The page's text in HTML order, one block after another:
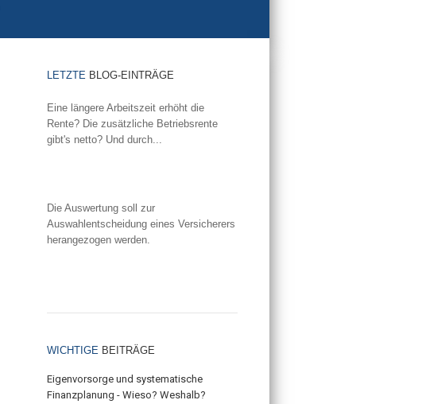
LETZTE BLOG-EINTRÄGE
Eine längere Arbeitszeit erhöht die
Rente? Die zusätzliche Betriebsrente
gibt's netto? Und durch...
Die Auswertung soll zur
Auswahlentscheidung eines Versicherers
herangezogen werden.
WICHTIGE BEITRÄGE
Eigenvorsorge und systematische
Finanzplanung - Wieso? Weshalb?